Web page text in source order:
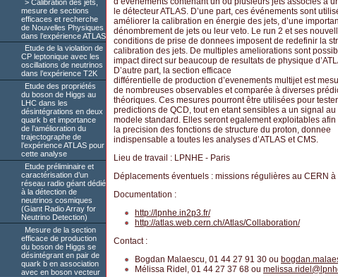
Calibration des jets,
mesure de sections
efficaces et recherche
de Nouvelles Physiques
dans l’expérience ATLAS
Etude de la violation de
CP leptonique avec les
oscillations de neutrinos
dans l’expérience T2K
Etude des propriétés
du boson de Higgs au
LHC dans les
désintégrations en deux
quark b et importance
de l’amélioration du
trajectographe de
l’expérience ATLAS pour
cette analyse
Etude préliminaire et
caractérisation d’un
réseau radio géant dédié
à la détection de
neutrinos cosmiques
(Giant Radio Array for
Neutrino Detection)
Mesure de la section
efficace de production
du boson de Higgs se
désintégrant en pair de
quark b en association
avec en boson vecteur
le détecteur ATLAS. D’une part, ces événements sont
améliorer la calibration en énergie des jets, d’une
dénombrement de jets ou leur veto. Le run 2 et ses
conditions de prise de donnees imposent de redefinir la
calibration des jets. De multiples ameliorations sont
impact direct sur beaucoup de resultats de physique
D’autre part, la section efficace
différentielle de production d’evenements multijet est
de nombreuses observables et comparée à diverses
théoriques. Ces mesures pourront être utilisées pour
predictions de QCD, tout en etant sensibles a un signal au
modele standard. Elles seront egalement exploitables afin
la precision des fonctions de structure du proton, donnee
indispensable a toutes les analyses d’ATLAS et CMS.
Lieu de travail : LPNHE - Paris
Déplacements éventuels : missions régulières au CERN à
Documentation :
http://lpnhe.in2p3.fr/
http://atlas.web.cern.ch/Atlas/Collaboration/
Contact :
Bogdan Malaescu, 01 44 27 91 30 ou
Mélissa Ridel, 01 44 27 37 68 ou melissa.ridel @